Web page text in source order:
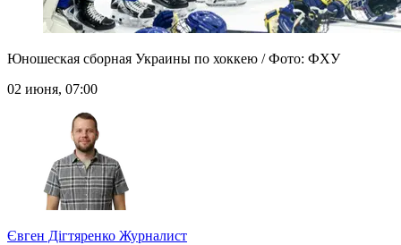
Юношеская сборная Украины по хоккею / Фото: ФХУ
02 июня, 07:00
Євген Дігтяренко Журналист